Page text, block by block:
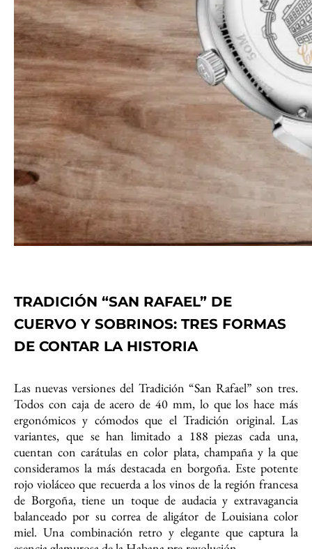
TRADICIÓN “SAN RAFAEL” DE
CUERVO Y SOBRINOS: TRES FORMAS
DE CONTAR LA HISTORIA
Las nuevas versiones del Tradición “San Rafael” son tres.
Todos con caja de acero de 40 mm, lo que los hace más
ergonómicos y cómodos que el Tradición original. Las
variantes, que se han limitado a 188 piezas cada una,
cuentan con carátulas en color plata, champaña y la que
consideramos la más destacada en borgoña. Este potente
rojo violáceo que recuerda a los vinos de la región francesa
de Borgoña, tiene un toque de audacia y extravagancia
balanceado por su correa de aligátor de Louisiana color
miel. Una combinación retro y elegante que captura la